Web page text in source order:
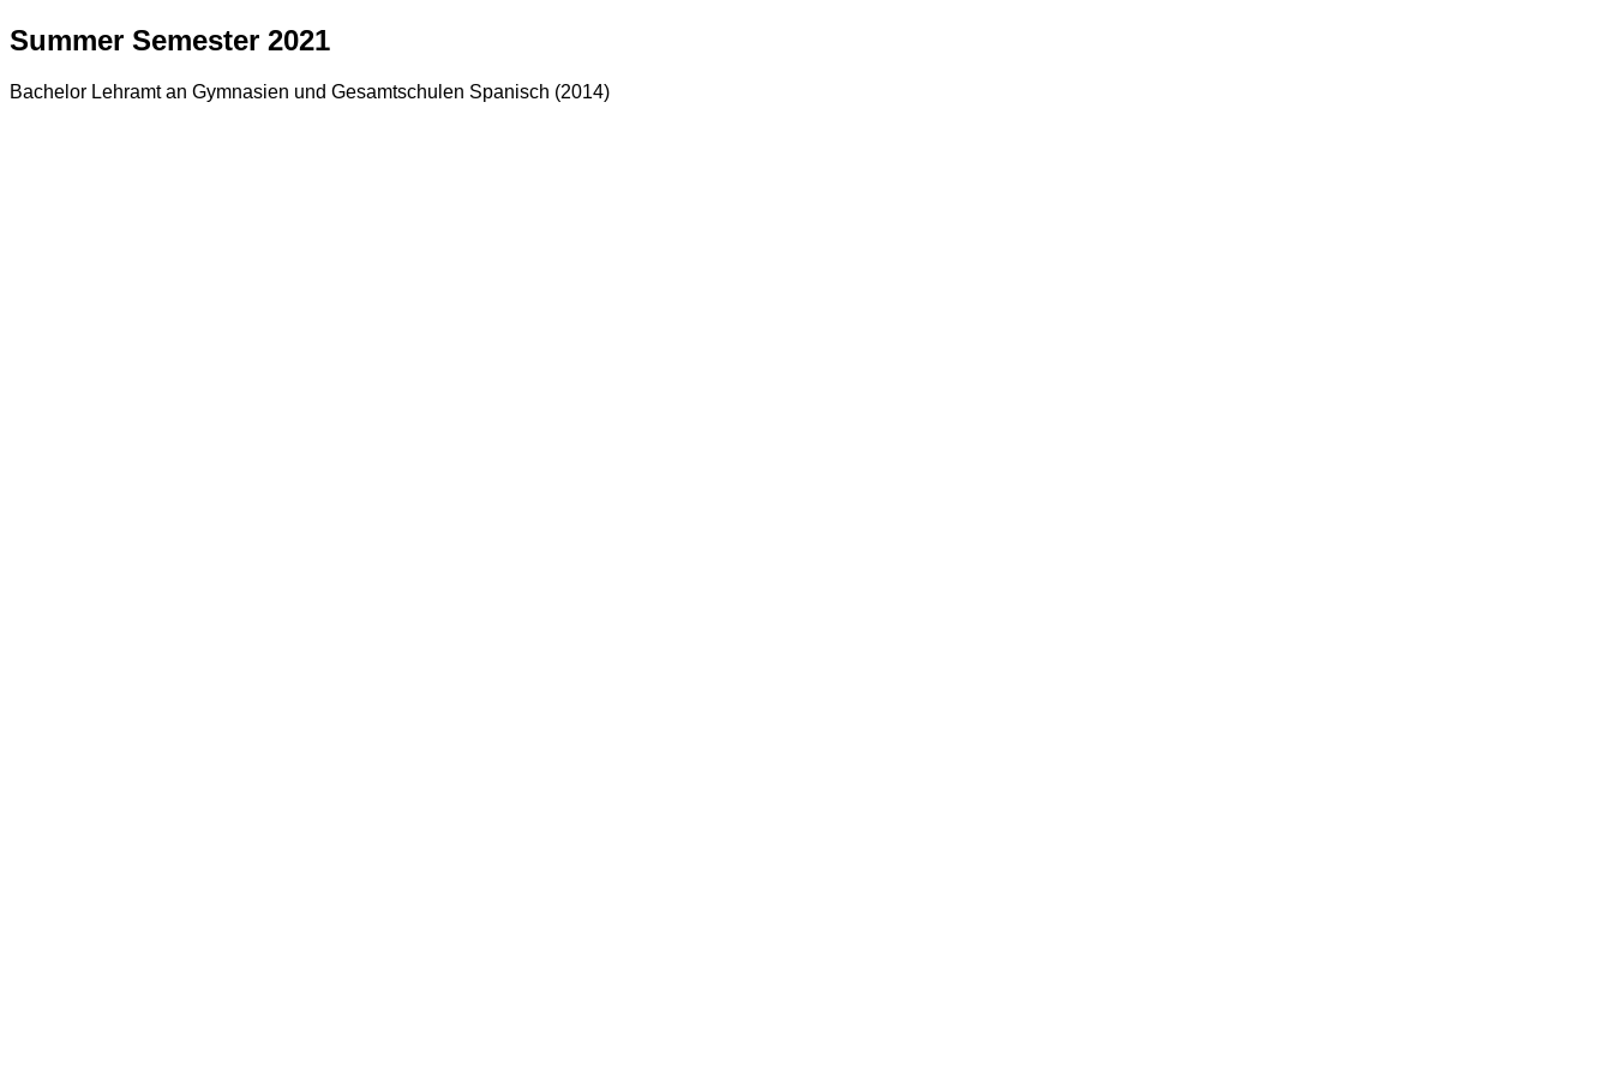
Summer Semester 2021
Bachelor Lehramt an Gymnasien und Gesamtschulen Spanisch (2014)